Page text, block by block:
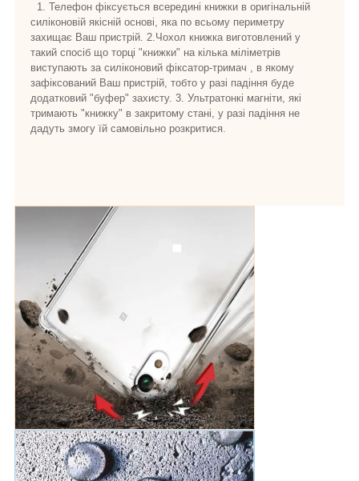
1. Телефон фіксується всередині книжки в оригінальній
силіконовій якісній основі, яка по всьому периметру
захищає Ваш пристрій. 2.Чохол книжка виготовлений у
такий спосіб що торці "книжки" на кілька міліметрів
виступають за силіконовий фіксатор-тримач , в якому
зафіксований Ваш пристрій, тобто у разі падіння буде
додатковий "буфер" захисту. 3. Ультратонкі магніти, які
тримають "книжку" в закритому стані, у разі падіння не
дадуть змогу їй самовільно розкритися.